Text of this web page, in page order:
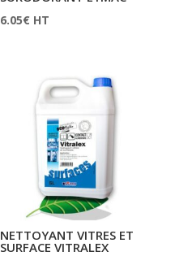
6.05€ HT
NETTOYANT VITRES ET
SURFACE VITRALEX